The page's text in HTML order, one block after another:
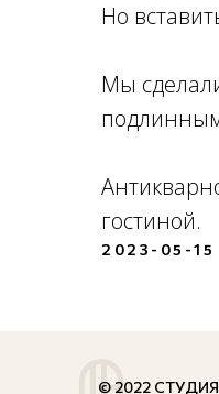
Но
Мы
гостиной.
2023-05-15
© 2022